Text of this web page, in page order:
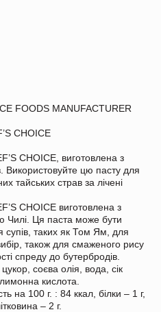
FOODS MANUFACTURER
CHOICE
CHOICE, виготовлена з
Використовуйте цю пасту для
тайських страв за лічені
CHOICE виготовлена з
Чилі. Ця паста може бути
супів, таких як Том Ям, для
також для смаженого рису
спреду до бутербродів.
соєва олія, вода, сік
кислота.
на 100 г. : 84 ккал, білки – 1 г,
– 2 г.